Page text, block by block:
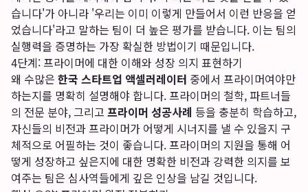
습니다'가 아니라 '우리는 이미 이렇게 만들어서 이런 반응을 얻
었습니다'라고 말하는 팀이 더 높은 평가를 받습니다. 이는 팀의
실행력을 증명하는 가장 확실한 방법이기 때문입니다.
4단계: 프라이머에 대한 이해와 성장 의지 표현하기
왜 수많은 한국 스타트업 액셀러레이터 중에서 프라이머여야만
하는지를 명확히 설명해야 합니다. 프라이머의 철학, 파트너들
의 전문 분야, 그리고 프라이머 성공사례 등을 충분히 학습하고,
자신들의 비전과 프라이머가 어떻게 시너지를 낼 수 있을지 구
체적으로 어필하는 것이 좋습니다. 프라이머의 지원을 통해 어
떻게 성장하고 싶은지에 대한 명확한 비전과 강력한 의지를 보
여주는 팀은 심사역들에게 깊은 인상을 남길 것입니다.